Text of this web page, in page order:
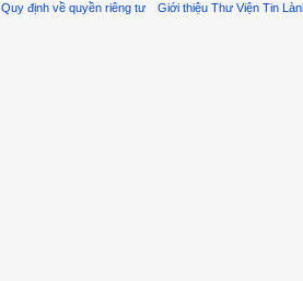
Quy định về quyền riêng tư Giới thiệu Thư Viện Tin